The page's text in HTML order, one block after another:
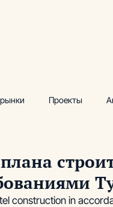
Проекты
Производство
construction in